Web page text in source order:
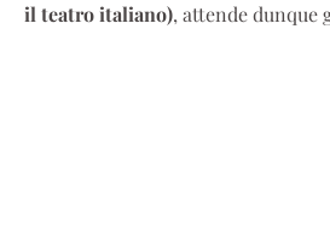
il teatro italiano), attende dunque